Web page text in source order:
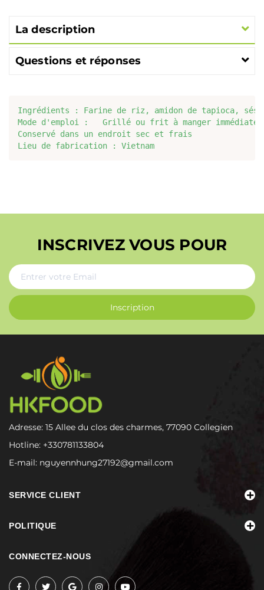
La description
Questions et réponses
Ingrédients : Farine de riz, amidon de tapioca,
Mode d'emploi :   Grillé ou frit à manger
Conservé dans un endroit sec et frais
Lieu de fabrication : Vietnam
INSCRIVEZ VOUS POUR
Inscription
Adresse: 15 Allee du clos des charmes, 77090 Collegien
Hotline: +330781133804
E-mail: nguyennhung27192@gmail.com
SERVICE CLIENT
POLITIQUE
CONNECTEZ-NOUS